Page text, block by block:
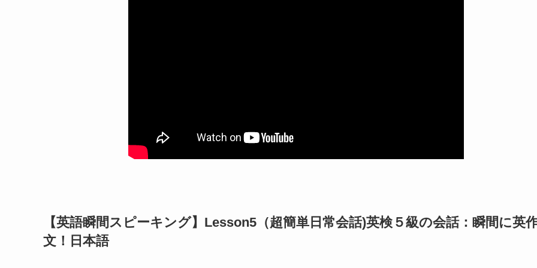
【英語瞬間スピーキング】Lesson5（超簡単日常会話)英検５級の会話：瞬間に英
文！日本語